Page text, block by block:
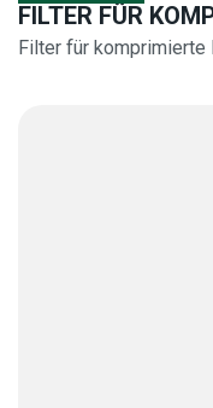
FILTER FÜR
Filter für komprimierte